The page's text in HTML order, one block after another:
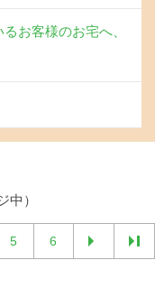
お客様のお宅へ、
中）
5 6